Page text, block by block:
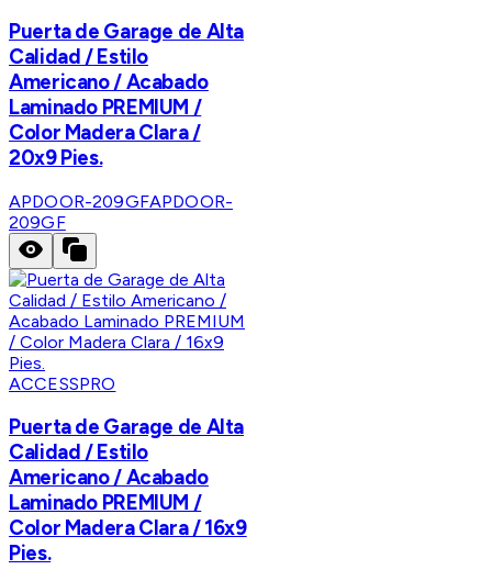
Puerta de Garage de Alta
Calidad / Estilo
Americano / Acabado
Laminado PREMIUM /
Color Madera Clara /
20x9 Pies.
APDOOR-209GFAPDOOR-
209GF
ACCESSPRO
Puerta de Garage de Alta
Calidad / Estilo
Americano / Acabado
Laminado PREMIUM /
Color Madera Clara / 16x9
Pies.